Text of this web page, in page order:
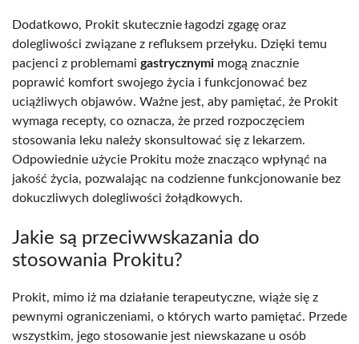
Dodatkowo, Prokit skutecznie łagodzi zgagę oraz
dolegliwości związane z refluksem przełyku. Dzięki temu
pacjenci z problemami gastrycznymi mogą znacznie
poprawić komfort swojego życia i funkcjonować bez
uciążliwych objawów. Ważne jest, aby pamiętać, że Prokit
wymaga recepty, co oznacza, że przed rozpoczęciem
stosowania leku należy skonsultować się z lekarzem.
Odpowiednie użycie Prokitu może znacząco wpłynąć na
jakość życia, pozwalając na codzienne funkcjonowanie bez
dokuczliwych dolegliwości żołądkowych.
Jakie są przeciwwskazania do
stosowania Prokitu?
Prokit, mimo iż ma działanie terapeutyczne, wiąże się z
pewnymi ograniczeniami, o których warto pamiętać. Przede
wszystkim, jego stosowanie jest niewskazane u osób